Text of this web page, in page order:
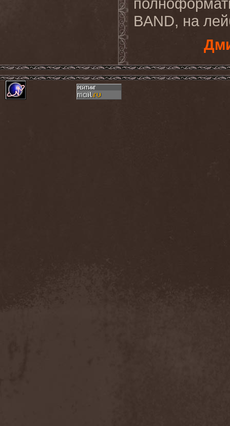
BAND, на